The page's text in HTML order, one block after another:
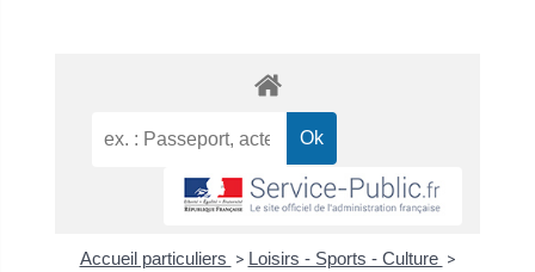
Accueil particuliers > Loisirs - Sports - Culture >